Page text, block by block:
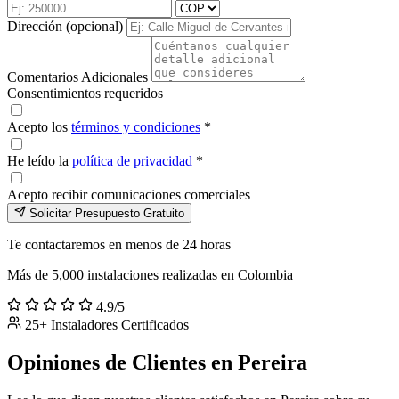
Dirección (opcional)
Comentarios Adicionales
Consentimientos requeridos
Acepto los términos y condiciones *
He leído la política de privacidad *
Acepto recibir comunicaciones comerciales
Solicitar Presupuesto Gratuito
Te contactaremos en menos de 24 horas
Más de 5,000 instalaciones realizadas en Colombia
4.9/5
25+ Instaladores Certificados
Opiniones de Clientes en Pereira